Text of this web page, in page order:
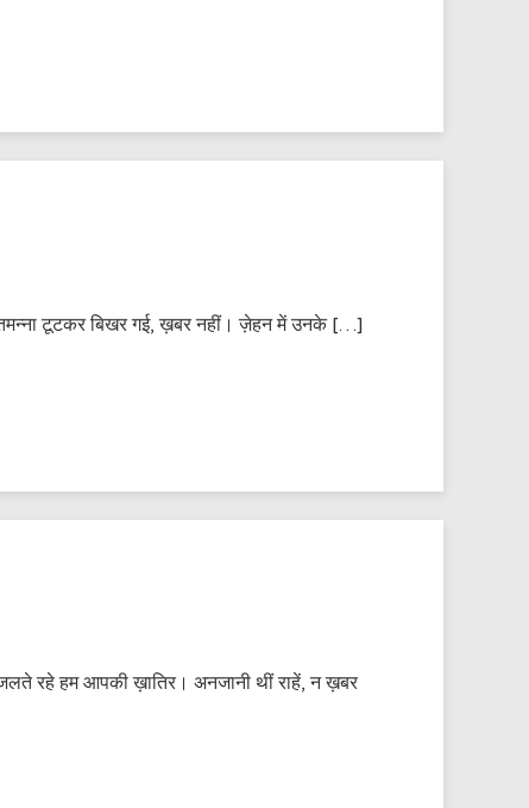
टूटकर बिखर गई, ख़बर नहीं। ज़ेहन में उनके […]
रहे हम आपकी ख़ातिर। अनजानी थीं राहें, न ख़बर